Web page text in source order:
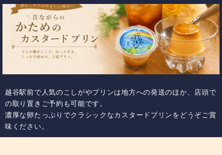
越谷駅前で人気のこしがやプリンは地方への発送のほか、店頭で
の取り置きご予約も可能です。
濃厚な卵たっぷりでクラシックなカスタードプリンをどうぞご賞
味ください。